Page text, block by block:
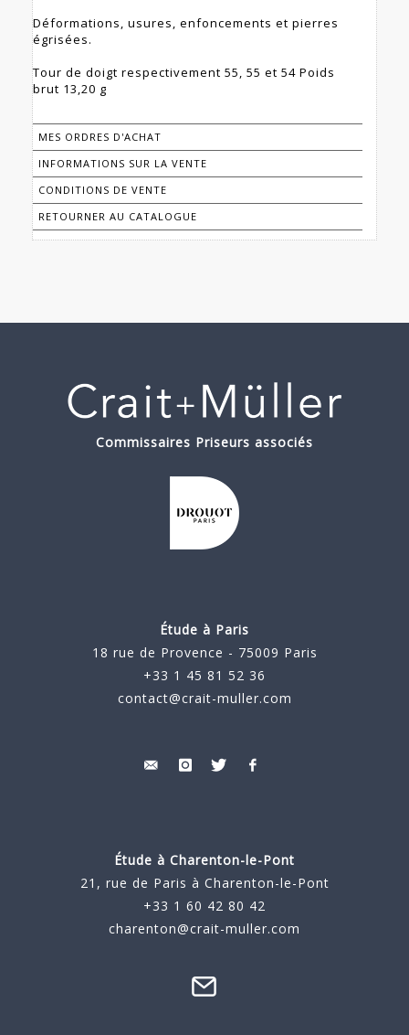
Déformations, usures, enfoncements et pierres
égrisées.
Tour de doigt respectivement 55, 55 et 54 Poids
brut 13,20 g
MES ORDRES D'ACHAT
INFORMATIONS SUR LA VENTE
CONDITIONS DE VENTE
RETOURNER AU CATALOGUE
Commissaires Priseurs associés
Étude à Paris
18 rue de Provence - 75009 Paris
+33 1 45 81 52 36
contact@crait-muller.com
Étude à Charenton-le-Pont
21, rue de Paris à Charenton-le-Pont
+33 1 60 42 80 42
charenton@crait-muller.com